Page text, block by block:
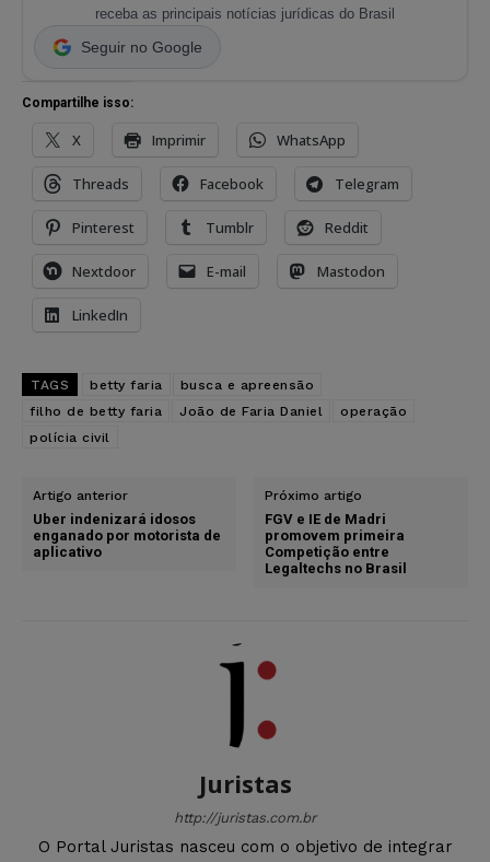
receba as principais notícias jurídicas do Brasil
Seguir no Google
Compartilhe isso:
X Imprimir WhatsApp
Threads Facebook Telegram
Pinterest Tumblr Reddit
Nextdoor E-mail Mastodon
LinkedIn
TAGS betty faria
busca e apreensão
filho de betty faria
João de Faria Daniel
operação
polícia civil
Artigo anterior
Uber indenizará idosos
enganado por motorista de
aplicativo
Próximo artigo
FGV e IE de Madri
promovem primeira
Competição entre
Legaltechs no Brasil
Juristas
http://juristas.com.br
O Portal Juristas nasceu com o objetivo de integrar